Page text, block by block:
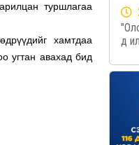
туршлагаа
хамтдаа
угтан авахад бид
д